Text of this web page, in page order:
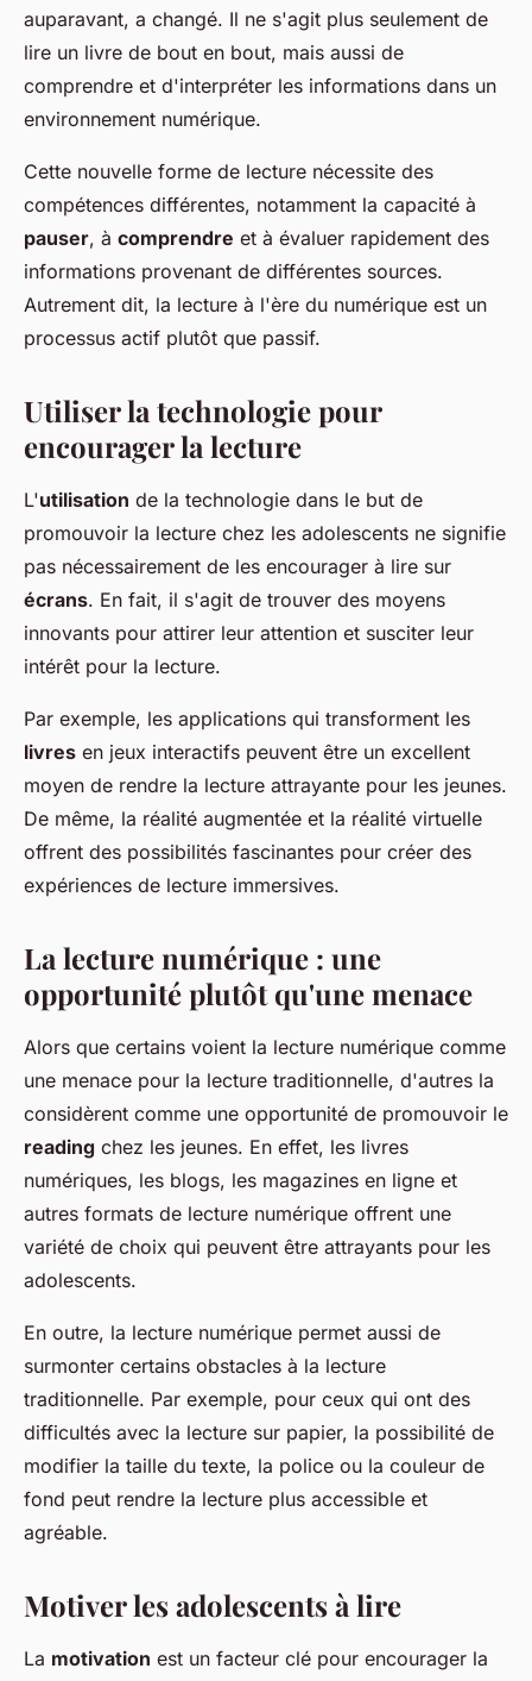
auparavant, a changé. Il ne s'agit plus seulement de
lire un livre de bout en bout, mais aussi de
comprendre et d'interpréter les informations dans un
environnement numérique.
Cette nouvelle forme de lecture nécessite des
compétences différentes, notamment la capacité à
pauser, à comprendre et à évaluer rapidement des
informations provenant de différentes sources.
Autrement dit, la lecture à l'ère du numérique est un
processus actif plutôt que passif.
Utiliser la technologie pour
encourager la lecture
L'utilisation de la technologie dans le but de
promouvoir la lecture chez les adolescents ne signifie
pas nécessairement de les encourager à lire sur
écrans. En fait, il s'agit de trouver des moyens
innovants pour attirer leur attention et susciter leur
intérêt pour la lecture.
Par exemple, les applications qui transforment les
livres en jeux interactifs peuvent être un excellent
moyen de rendre la lecture attrayante pour les jeunes.
De même, la réalité augmentée et la réalité virtuelle
offrent des possibilités fascinantes pour créer des
expériences de lecture immersives.
La lecture numérique : une
opportunité plutôt qu'une menace
Alors que certains voient la lecture numérique comme
une menace pour la lecture traditionnelle, d'autres la
considèrent comme une opportunité de promouvoir le
reading chez les jeunes. En effet, les livres
numériques, les blogs, les magazines en ligne et
autres formats de lecture numérique offrent une
variété de choix qui peuvent être attrayants pour les
adolescents.
En outre, la lecture numérique permet aussi de
surmonter certains obstacles à la lecture
traditionnelle. Par exemple, pour ceux qui ont des
difficultés avec la lecture sur papier, la possibilité de
modifier la taille du texte, la police ou la couleur de
fond peut rendre la lecture plus accessible et
agréable.
Motiver les adolescents à lire
La motivation est un facteur clé pour encourager la